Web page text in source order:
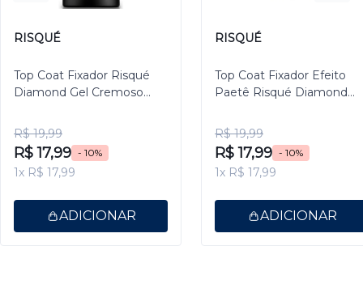
RISQUÉ
Top Coat Fixador Risqué
Diamond Gel Cremoso
R$ 19,99
R$ 17,99 - 10%
1x R$ 17,99
ADICIONAR
RISQUÉ
Top Coat Fixador Efeito
Paetê Risqué Diamond
R$ 19,99
R$ 17,99 - 10%
1x R$ 17,99
ADICIONAR